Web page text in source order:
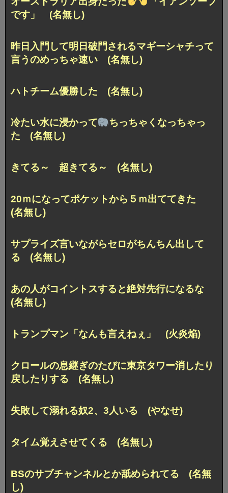
です」 (名無し)
昨日入門して明日破門されるマギーシャチって
言うのめっちゃ速い (名無し)
ハトチーム優勝した (名無し)
冷たい水に浸かって
ちっちゃくなっちゃっ
た (名無し)
きてる～ 超きてる～ (名無し)
20ｍになってポケットから５ｍ出ててきた
(名無し)
サプライズ言いながらセロがちんちん出して
る (名無し)
あの人がコイントスすると絶対先行になるな
(名無し)
トランプマン「なんも言えねぇ」 (火炎焔)
クロールの息継ぎのたびに東京タワー消したり
戻したりする (名無し)
失敗して溺れる奴2、3人いる (やなせ)
タイム覚えさせてくる (名無し)
BSのサブチャンネルとか舐められてる (名無
し)